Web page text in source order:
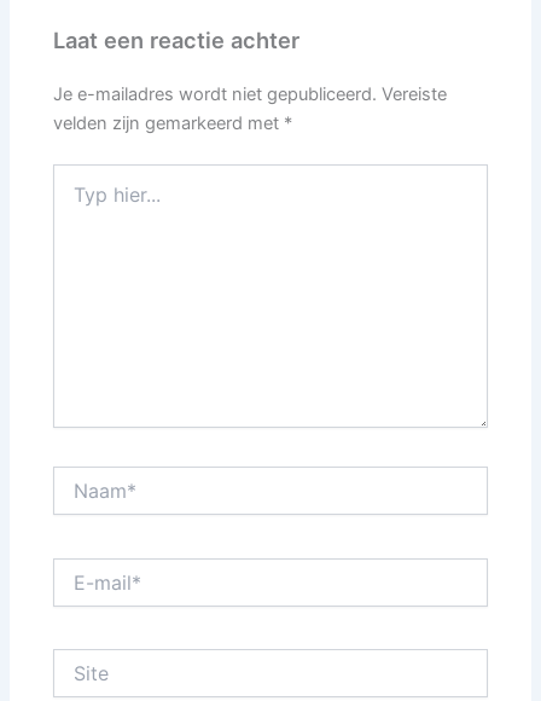
Laat een reactie achter
Je e-mailadres wordt niet gepubliceerd. Vereiste
velden zijn gemarkeerd met *
hier...
mail*